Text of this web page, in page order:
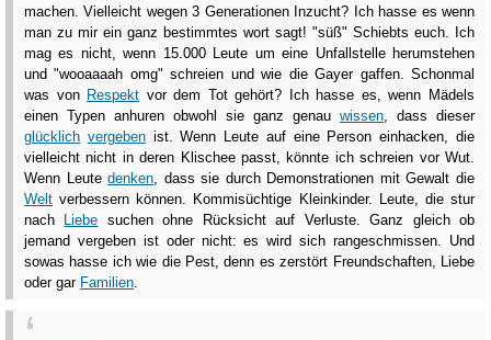
machen. Vielleicht wegen 3 Generationen Inzucht? Ich hasse es wenn
man zu mir ein ganz bestimmtes wort sagt! "süß" Schiebts euch. Ich
mag es nicht, wenn 15.000 Leute um eine Unfallstelle herumstehen
und "wooaaaah omg" schreien und wie die Gayer gaffen. Schonmal
was von Respekt vor dem Tot gehört? Ich hasse es, wenn Mädels
einen Typen anhuren obwohl sie ganz genau wissen , dass dieser
glücklich vergebenist. Wenn Leute auf eine Person einhacken, die
vielleicht nicht in deren Klischee passt, könnte ich schreien vor Wut.
Wenn Leutedenken , dass sie durch Demonstrationen mit Gewalt die
Welt verbessern können. Kommisüchtige Kleinkinder. Leute, die stur
nach
Liebe suchen ohne Rücksicht auf Verluste. Ganz gleich ob
jemand vergeben ist oder nicht: es wird sich rangeschmissen. Und
sowas hasse ich wie die Pest, denn es zerstört Freundschaften, Liebe
oder gar Familien